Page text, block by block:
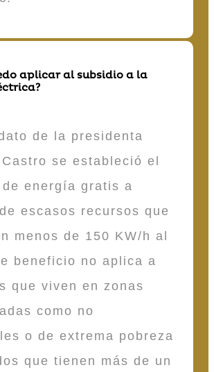
aplicar al subsidio a la
de la presidenta
se estableció el
energía gratis a
escasos recursos que
menos de 150 KW/h al
beneficio no aplica a
que viven en zonas
como no
o de extrema pobreza
que tienen más de un